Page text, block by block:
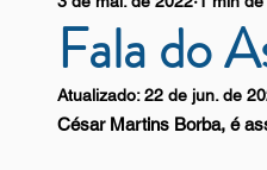
Beneficientes Arrendatários
Fala do
Atualizado:22 de jun. de
César Martins Borba, é